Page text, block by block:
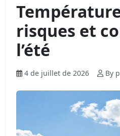
risques et
l’été
4 de juillet de 2026 By